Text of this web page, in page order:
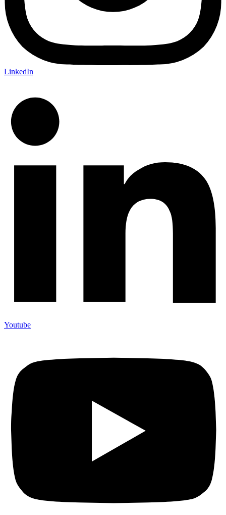
LinkedIn
Youtube